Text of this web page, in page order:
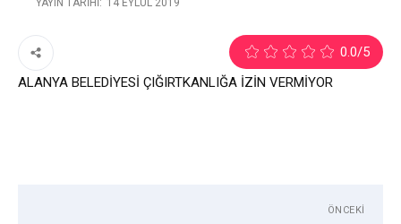
0.0/5
ALANYA BELEDİYESİ ÇIĞIRTKANLIĞA İZİN VERMİYOR
ÖNCEKI